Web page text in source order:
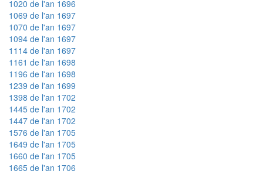
1020 de l'an 1696
1069 de l'an 1697
1070 de l'an 1697
1094 de l'an 1697
1114 de l'an 1697
1161 de l'an 1698
1196 de l'an 1698
1239 de l'an 1699
1398 de l'an 1702
1445 de l'an 1702
1447 de l'an 1702
1576 de l'an 1705
1649 de l'an 1705
1660 de l'an 1705
1665 de l'an 1706